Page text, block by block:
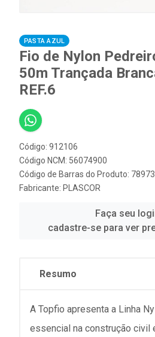
PASTA AZUL
Fio de Nylon
50m Trançada
REF.6
Código: 912106
Código NCM: 56074900
Código de Barras do Produto:
Fabricante: PLASCOR
Faça seu
cadastre-se para ver
Resumo
A Topfio apresenta a Linha
essencial na construção civil